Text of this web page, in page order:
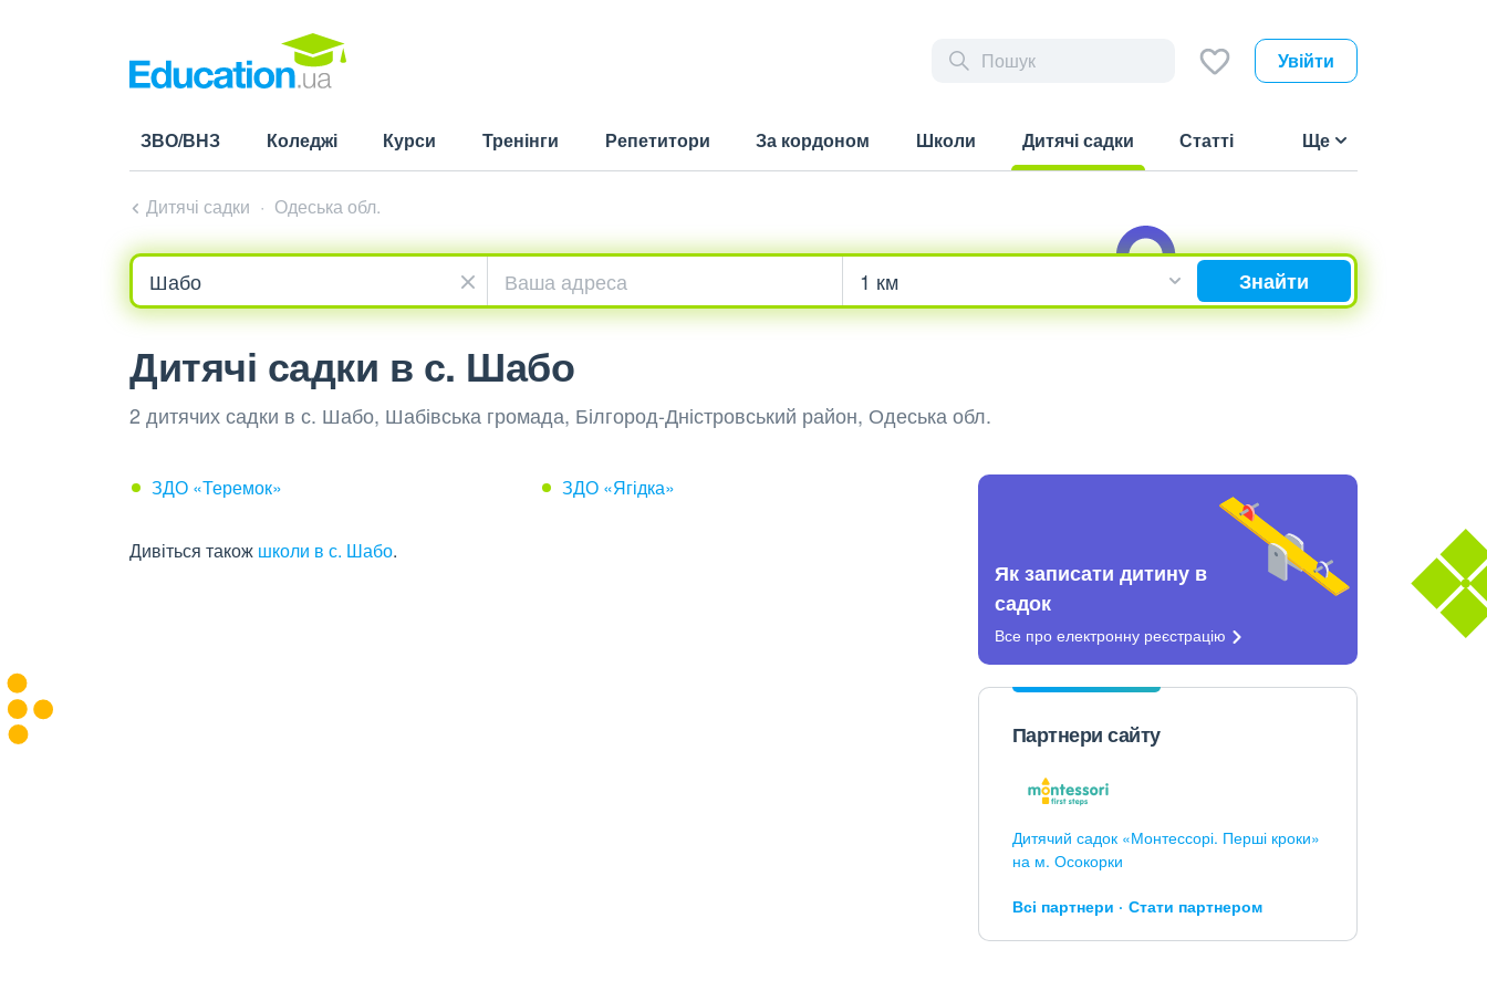
Увійти
ЗВО/ВНЗ Коледжі Курси Тренінги Репетитори За кордоном Школи
Дитячі садки
Статті Ще
Дитячі садки Одеська обл.
Знайти
Дитячі садки в с. Шабо
2 дитячих садки в с. Шабо, Шабівська громада, Білгород-Дністровський район, Одеська обл.
ЗДО «Теремок» ЗДО «Ягідка»
Дивіться також школи в с. Шабо.
Як записати дитину в
садок
Все про електронну реєстрацію
Партнери сайту
Дитячий садок «Монтессорі. Перші кроки»
на м. Осокорки
Всі партнери Стати партнером